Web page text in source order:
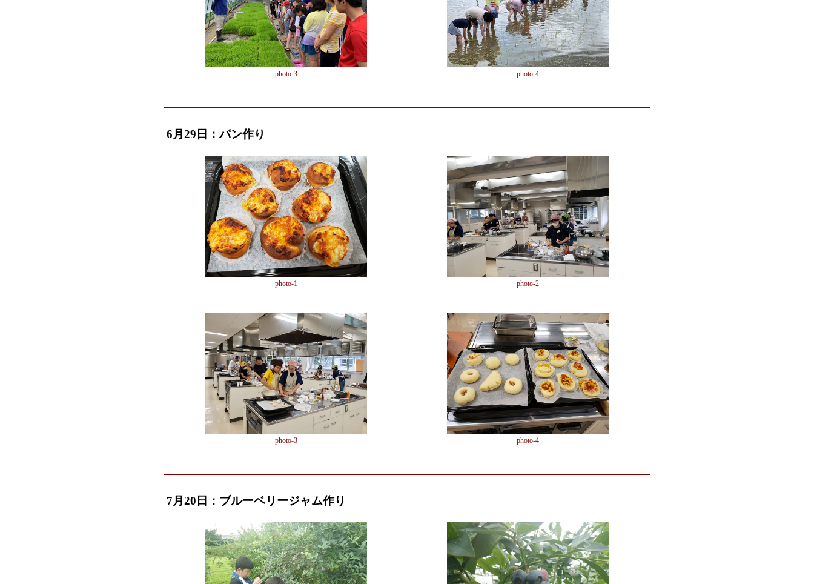
photo-3 photo-4
6月29日：パン作り
photo-1 photo-2
photo-3 photo-4
7月20日：ブルーベリージャム作り